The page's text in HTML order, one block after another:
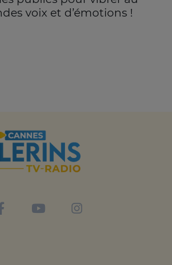
voix et d’émotions !